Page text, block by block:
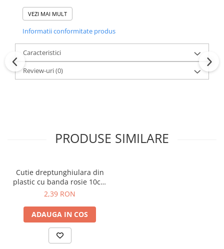
Produs vândut de
Calitate și garanție
office@accesoriitopone.ro
VEZI MAI MULT
Informatii conformitate produs
Caracteristici
Review-uri(0)
PRODUSE SIMILARE
Cutie dreptunghiulara din
plastic cu banda rosie 10cm
x 10cm x 12 cm
2,39 RON
ADAUGA IN COS